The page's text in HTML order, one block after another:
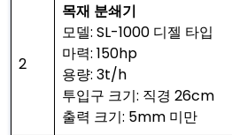
2
목재 분쇄기
모델: SL-1000 디젤 타입
마력: 150hp
용량: 3t/h
투입구 크기: 직경 26cm
출력 크기: 5mm 미만